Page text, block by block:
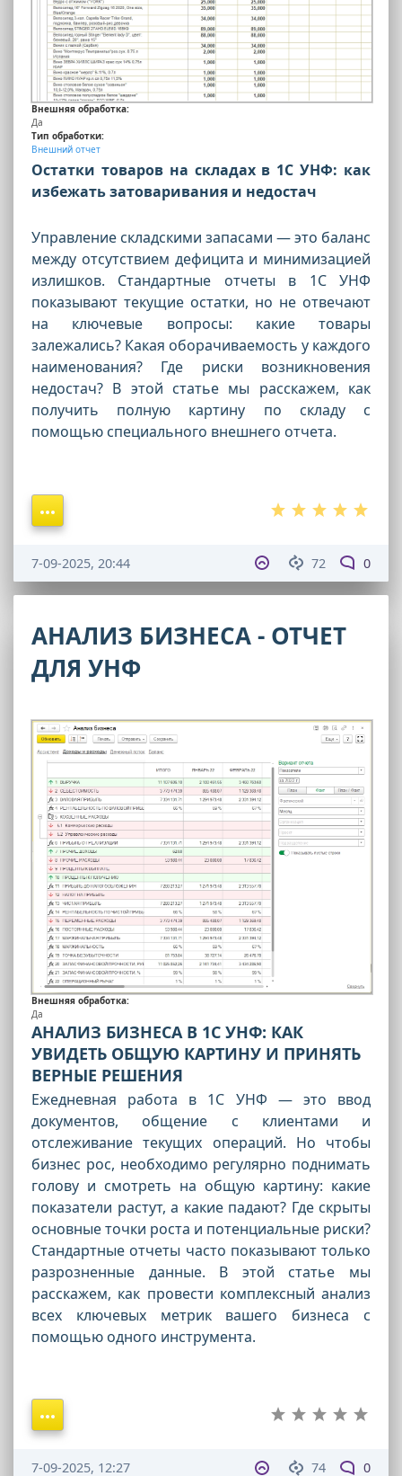
Внешняя обработка:
Да
Тип обработки:
Внешний отчет
Остатки товаров на складах в 1С УНФ: как
избежать затоваривания и недостач
Управление складскими запасами — это баланс
между отсутствием дефицита и минимизацией
излишков. Стандартные отчеты в 1С УНФ
показывают текущие остатки, но не отвечают
на ключевые вопросы: какие товары
залежались? Какая оборачиваемость у каждого
наименования? Где риски возникновения
недостач? В этой статье мы расскажем, как
получить полную картину по складу с
помощью специального внешнего отчета.
72 0
7-09-2025, 20:44
АНАЛИЗ БИЗНЕСА - ОТЧЕТ
ДЛЯ УНФ
Внешняя обработка:
Да
АНАЛИЗ БИЗНЕСА В 1С УНФ: КАК
УВИДЕТЬ ОБЩУЮ КАРТИНУ И ПРИНЯТЬ
ВЕРНЫЕ РЕШЕНИЯ
Ежедневная работа в 1С УНФ — это ввод
документов, общение с клиентами и
отслеживание текущих операций. Но чтобы
бизнес рос, необходимо регулярно поднимать
голову и смотреть на общую картину: какие
показатели растут, а какие падают? Где скрыты
основные точки роста и потенциальные риски?
Стандартные отчеты часто показывают только
разрозненные данные. В этой статье мы
расскажем, как провести комплексный анализ
всех ключевых метрик вашего бизнеса с
помощью одного инструмента.
74 0
7-09-2025, 12:27